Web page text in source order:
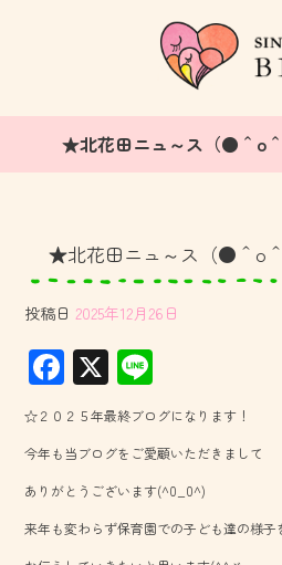
★北花田ニュ～ス（●＾o
★北花田ニュ～ス（●＾o
投稿日 2025年12月26日
F
ac
e
b
o
ok
X
ne
☆２０２５年最終ブログになります！
今年も当ブログをご愛顧いただきまして
ありがとうございます(^0_0^)
来年も変わらず保育園での子ども達の様子